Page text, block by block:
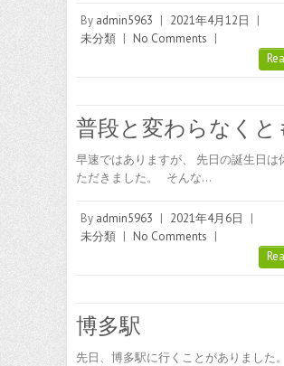
By admin5963 | 2021年4月12日
|
未分類 | No Comments |
普段と変わらなくと
早速ではありますが、 先日の誕生日は
ただきました。 そんな…
By admin5963 | 2021年4月6日
|
未分類 | No Comments |
博多駅
先日、博多駅に行くことがありました